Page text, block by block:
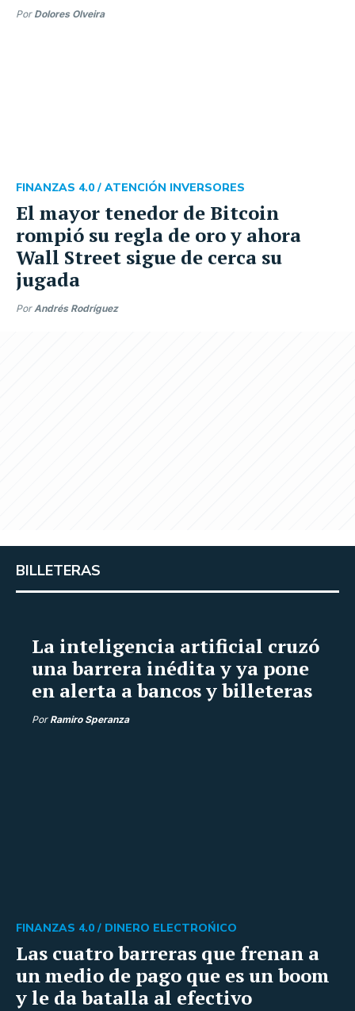
Por Dolores Olveira
El mayor tenedor de Bitcoin
rompió su regla de oro y ahora
Wall Street sigue de cerca su
jugada
FINANZAS 4.0 / ATENCIÓN INVERSORES
PorAndrés Rodríguez
BILLETERAS
La inteligencia artificial cruzó
una barrera inédita y ya pone
en alerta a bancos y billeteras
Por Ramiro Speranza
Las cuatro barreras que frenan a
un medio de pago que es un boom
y le da batalla al efectivo
FINANZAS 4.0 / DINERO ELECTROŃICO